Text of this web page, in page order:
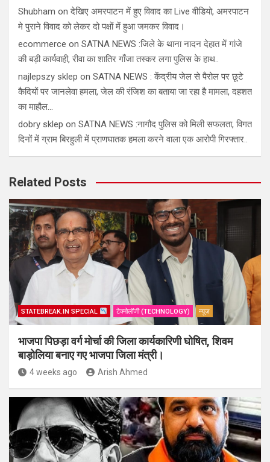
Shubham onदेखिए अमरपाटन में हुए विवाद का Live वीडियो, अमरपाटन
मे पुराने विवाद को लेकर दो पक्षों में हुआ जमकर विवाद।
ecommerce on SATNA NEWS :जिले के थाना नादन देहात में गांजे
की बड़ी कार्यवाही, रीवा का शातिर गाँजा तस्कर लगा पुलिस के हाथ..
najlepszy sklep on SATNA NEWS : केंद्रीय जेल से पैरोल पर छूटे
कैदियों पर जानलेवा हमला, जेल की रंजिश का बताया जा रहा है मामला, दहशत
का माहौल…
dobry sklep on SATNA NEWS :नागौद पुलिस को मिली सफलता, विगत
दिनों में ग्राम बिरहुली में प्राणघातक हमला करने वाला एक आरोपी गिरफ्तार..
Related Posts
STATEBREAK.IN SPECIAL टेक्नोलॉजी (TECHNOLOGY) न्यूज़
भाजपा पिछड़ा वर्ग मोर्चा की जिला कार्यकारिणी घोषित, शिवम
बाड़ोलिया बनाए गए भाजपा जिला मंत्री।
4 weeks ago Arish Ahmed